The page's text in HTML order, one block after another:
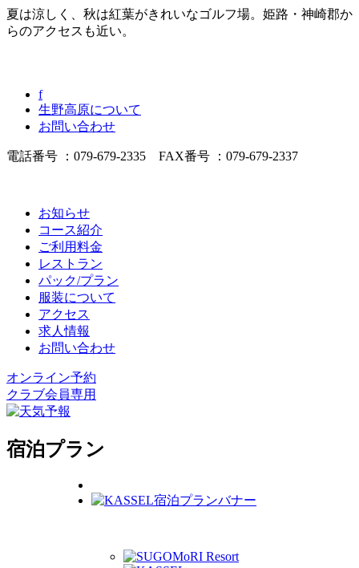
夏は涼しく、秋は紅葉がきれいなゴルフ場。姫路・神崎郡か
らのアクセスも近い。
f
生野高原について
お問い合わせ
電話番号 ：079-679-2335 FAX番号 ：079-679-2337
お知らせ
コース紹介
ご利用料金
レストラン
パック/プラン
服装について
アクセス
求人情報
お問い合わせ
オンライン予約
クラブ会員専用
宿泊プラン